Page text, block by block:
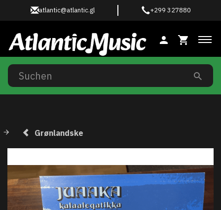
atlantic@atlantic.gl +299 327880
Grønlandske